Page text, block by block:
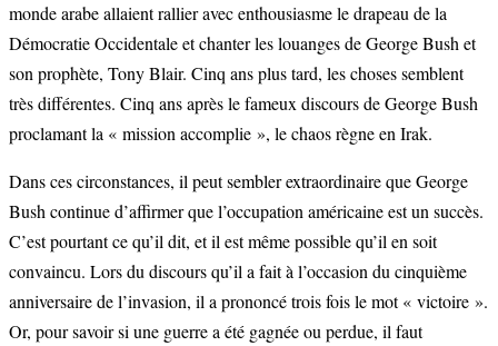
monde arabe allaient rallier avec enthousiasme le drapeau de la
Démocratie Occidentale et chanter les louanges de George Bush et
son prophète, Tony Blair. Cinq ans plus tard, les choses semblent
très différentes. Cinq ans après le fameux discours de George Bush
proclamant la « mission accomplie », le chaos règne en Irak.
Dans ces circonstances, il peut sembler extraordinaire que George
Bush continue d’affirmer que l’occupation américaine est un succès.
C’est pourtant ce qu’il dit, et il est même possible qu’il en soit
convaincu. Lors du discours qu’il a fait à l’occasion du cinquième
anniversaire de l’invasion, il a prononcé trois fois le mot « victoire ».
Or, pour savoir si une guerre a été gagnée ou perdue, il faut